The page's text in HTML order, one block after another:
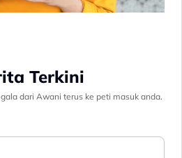
Terkini
dari Awani terus ke peti masuk anda.